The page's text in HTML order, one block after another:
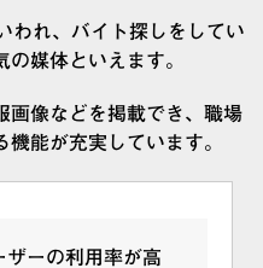
われ、バイト探しをしてい
媒体といえます。
画像などを掲載でき、職場
能が充実しています。
ザーの利用率が高